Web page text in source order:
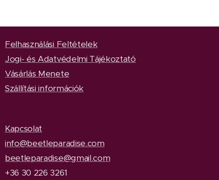
Felhasználási Feltételek
Jogi- és Adatvédelmi Tájékoztató
Vásárlás Menete
Szállítási információk
Kapcsolat
info@beetleparadise.com
beetleparadise@gmail.com
+36 30 226 3261